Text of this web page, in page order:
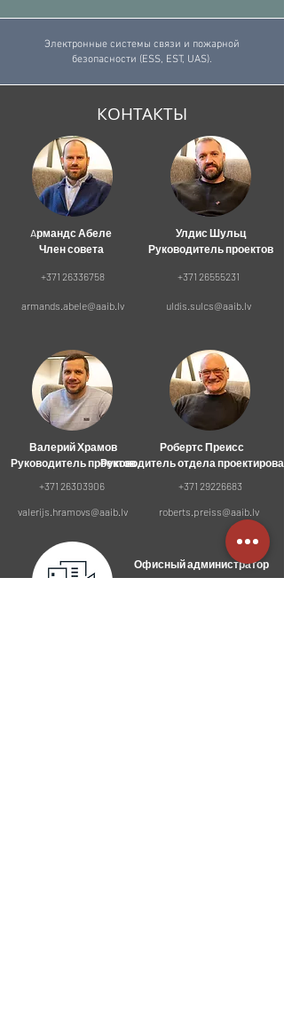
Электронные системы связи и пожарной
безопасности (ESS, EST, UAS).
КОНТАКТЫ
Улдис Шульц
Руководитель проектов
Aрмандс Абеле
Член совета
+371 26555231
+371 26336758
uldis.sulcs@aaib.lv
armands.abele@aaib.lv
Робертс Преисс
Руководитель отдела
Валерий Храмов
Руководитель проектов
+371 29226683
+371 26303906
roberts.preiss@aaib.lv
valerijs.hramovs@aaib.lv
Офисный администратор